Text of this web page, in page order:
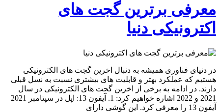
معرفی برترین گجت های
اکترونیکی دنیا
در دنیای فناوری همیشه به دنبال اخرین گجت های الکترونیکی
هستیم که عملکرد بهتر و قابلیت های بیشتری نسبت به نسل قبلی
دارند. در ادامه به برخی از اخرین گجت های الکترونیکی در سال
2021 و 2022 اشاره خواهیم کرد: 1. آیفون 13: اپل در سپتامبر 2021
آیفون 13 را معرفی کرد. این گوشی دارای